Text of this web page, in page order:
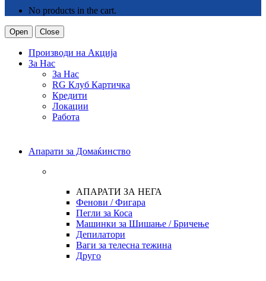
No products in the cart.
Open Close
Производи на Акција
За Нас
За Нас
RG Клуб Картичка
Кредити
Локации
Работа
Апарати за Домаќинство
АПАРАТИ ЗА НЕГА
Фенови / Фигара
Пегли за Коса
Машинки за Шишање / Бричење
Депилатори
Ваги за телесна тежина
Друго